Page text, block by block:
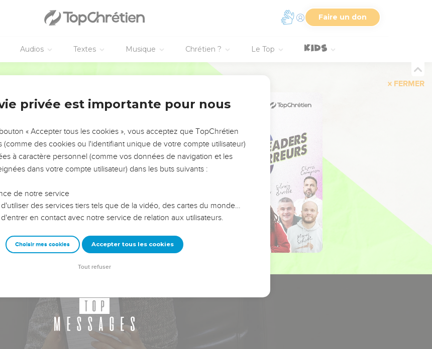
Faire un don
Audios Textes Musique Chrétien ? Le Top
FERMER
DE L’ANNÉE !
LES VOTRES ?
impact, leur foi ou leur vision. Mais on voit
ont traversés, alors même que ce sont
reviennent sur les erreurs
avec plus de sagesse afin que leurs erreurs
une équipe, un groupe ou une famille,
privée est importante pour nous
« Accepter tous les cookies », vous acceptez que TopChrétien
(comme des cookies ou l'identifiant unique de votre compte utilisateur)
à caractère personnel (comme vos données de navigation et les
dans votre compte utilisateur) dans les buts suivants :
de notre service
des services tiers tels que de la vidéo, des cartes du monde…
en contact avec notre service de relation aux utilisateurs.
Choisir mes cookies Accepter tous les cookies
Tout refuser